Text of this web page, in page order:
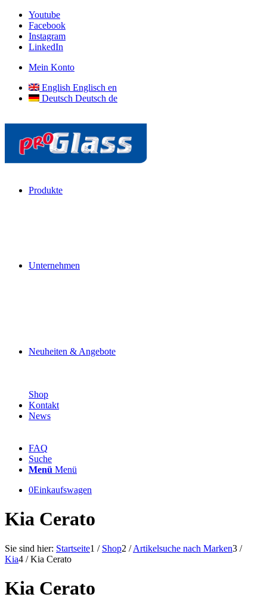
Youtube
Facebook
Instagram
LinkedIn
Mein Konto
English Englisch en
Deutsch Deutsch de
Produkte
Unternehmen
Neuheiten & Angebote
Shop
Kontakt
News
FAQ
Suche
Menü Menü
0Einkaufswagen
Kia Cerato
Sie sind hier: Startseite1 / Shop2 / Artikelsuche nach Marken3 /
Kia4 / Kia Cerato
Kia Cerato